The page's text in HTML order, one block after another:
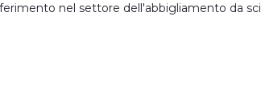
nel settore dell'abbigliamento da sci